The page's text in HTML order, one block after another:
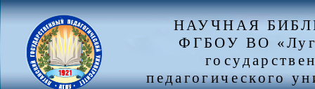
НАУЧНАЯ
ФГБОУ ВО
педагогического